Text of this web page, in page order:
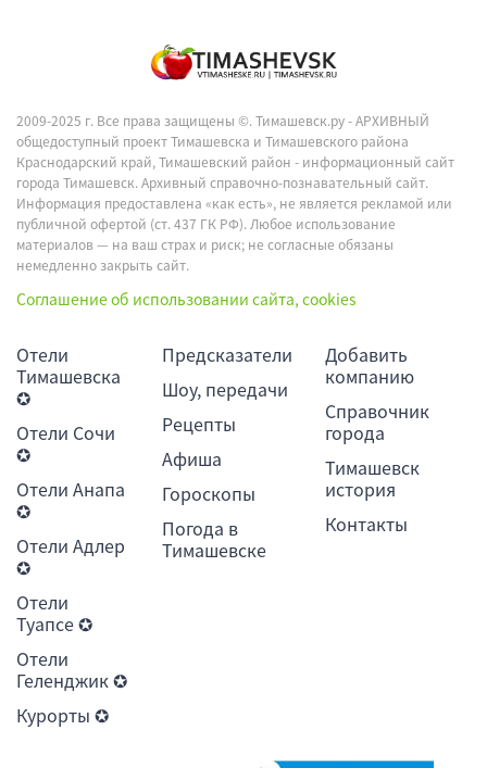
2009-2025 г. Все права защищены ©.Тимашевск.ру - АРХИВНЫЙ
общедоступный проект Тимашевска и Тимашевского района
Краснодарский край, Тимашевский район - информационный сайт
города Тимашевск. Архивный справочно-познавательный сайт.
Информация предоставлена «как есть», не является рекламой или
публичной офертой (ст. 437 ГК РФ). Любое использование
материалов — на ваш страх и риск; не согласные обязаны
немедленно закрыть сайт.
Соглашение об использовании сайта, cookies
Отели
Тимашевска
✪
Отели Сочи
✪
Отели Анапа
✪
Отели Адлер
✪
Отели
Туапсе ✪
Отели
Геленджик ✪
Курорты ✪
Предсказатели
Шоу, передачи
Рецепты
Афиша
Гороскопы
Погода в
Тимашевске
Добавить
компанию
Справочник
города
Тимашевск
история
Контакты